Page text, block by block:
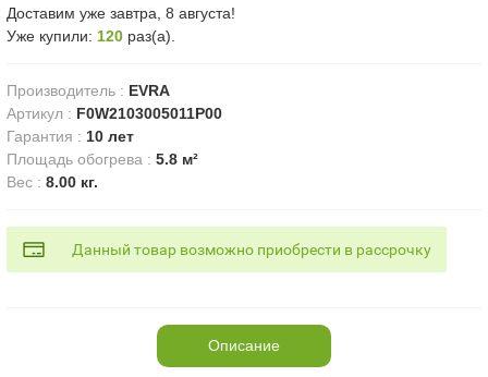
Доставимуже завтра, 8 августа!
Уже купили: 120 раз(a).
Производитель : EVRA
Артикул : F0W2103005011P00
Гарантия : 10 лет
Площадь обогрева :5.8 м²
Вес :8.00 кг.
Данный товар возможно приобрести в рассрочку
Описание